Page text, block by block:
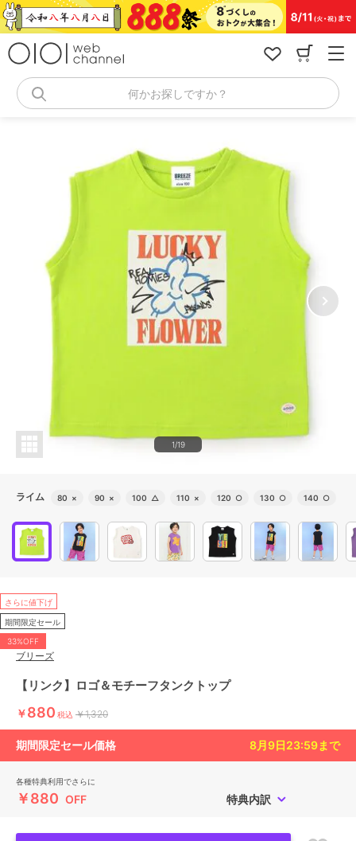
コ
ン
何かお探しですか？
1/19
ライム 80 × 90 × 100 △ 110 × 120 ○ 130 ○ 140 ○
さらに値下げ
期間限定セール
33%OFF
ブリーズ
【リンク】ロゴ＆モチーフタンクトップ
￥880 税込 ￥1,320
期間限定セール価格 8月9日23:59まで
各種特典利用でさらに
￥880 OFF 特典内訳